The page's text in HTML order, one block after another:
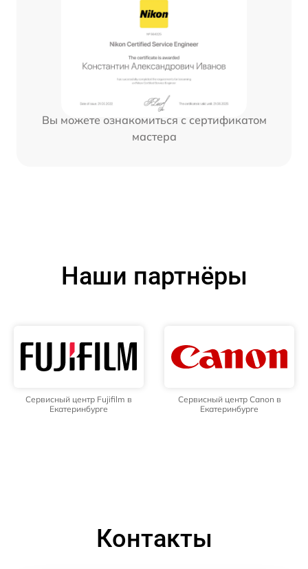
Вы можете ознакомиться с сертификатом
мастера
Наши партнёры
Сервисный центр Fujifilm в
Екатеринбурге
Сервисный центр Canon в
Екатеринбурге
Контакты